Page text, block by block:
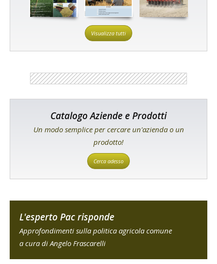
Visualizza tutti
Catalogo Aziende e Prodotti
Un modo semplice per cercare un'azienda o un
prodotto!
Cerca adesso
L'esperto Pac risponde
Approfondimenti sulla politica agricola comune
a cura di Angelo Frascarelli